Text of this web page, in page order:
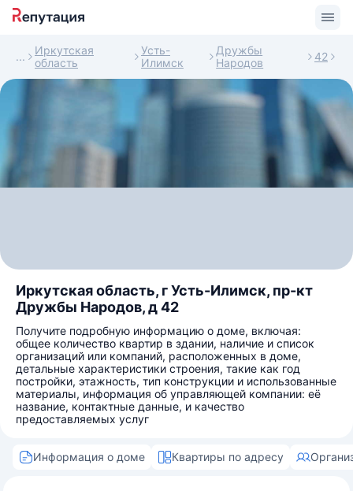
Иркутская
область
Усть-
Илимск
Дружбы
Народов
42
Иркутская область, г Усть-Илимск, пр-кт
Дружбы Народов, д 42
Получите подробную информацию о доме, включая:
общее количество квартир в здании, наличие и список
организаций или компаний, расположенных в доме,
детальные характеристики строения, такие как год
постройки, этажность, тип конструкции и использованные
материалы, информация об управляющей компании: её
название, контактные данные, и качество
предоставляемых услуг
Информация о доме Квартиры по адресу